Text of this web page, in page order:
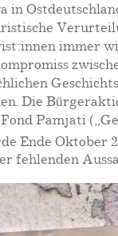
in
immer
Die
Pamjati
Ende
fehlenden